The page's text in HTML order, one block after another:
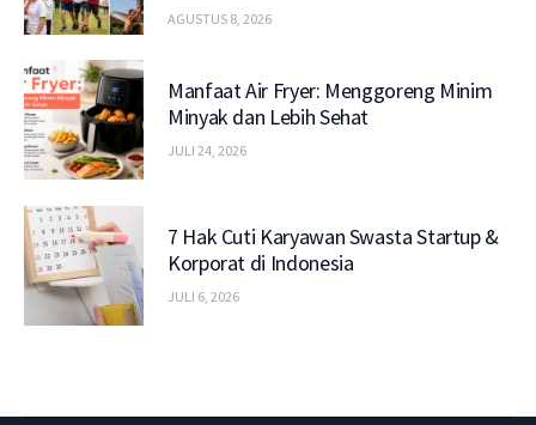
AGUSTUS 8, 2026
Manfaat Air Fryer: Menggoreng Minim
Minyak dan Lebih Sehat
JULI 24, 2026
7 Hak Cuti Karyawan Swasta Startup &
Korporat di Indonesia
JULI 6, 2026